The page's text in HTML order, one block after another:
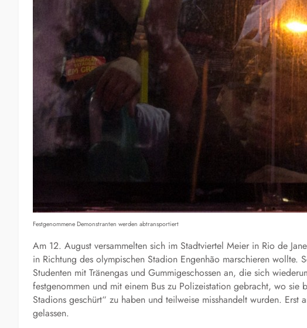
Festgenommene Demonstranten werden abtransportiert
Am 12. August versammelten sich im Stadtviertel Meier in Rio de
in Richtung des olympischen Stadion Engenhão marschieren
Studenten mit Tränengas und Gummigeschossen an, die sich
festgenommen und mit einem Bus zu Polizeistation gebracht, wo
Stadions geschürt“ zu haben und teilweise misshandelt wurden. Erst
gelassen.